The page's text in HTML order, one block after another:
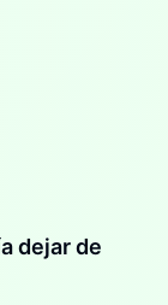
dejar de